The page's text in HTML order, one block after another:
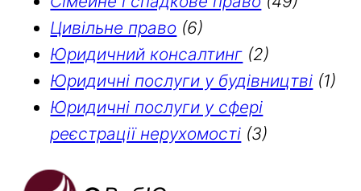
Цивільне право (6)
Юридичний консалтинг (2)
Юридичні послуги у будівництві (1)
Юридичні послуги у сфері
реєстрації нерухомості (3)